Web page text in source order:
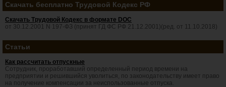
Скачать бесплатно Трудовой Кодекс РФ
Скачать Трудовой Кодекс в формате DOC
от 30.12.2001 N 197-ФЗ (принят ГД ФС РФ 21.12.2001)(ред. от 11.10.2018)
Статьи
Как рассчитать отпускные
Сотрудник, проработавший определенный период времени на
предприятии и решившийся уволиться, по законодательству имеет право
на получение компенсации за неиспользованные отпуска.